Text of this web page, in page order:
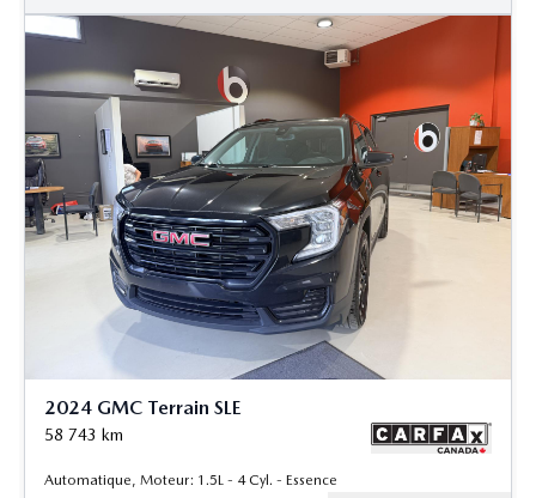
2024 GMC Terrain SLE
58 743 km
Automatique, Moteur: 1.5L - 4 Cyl. - Essence